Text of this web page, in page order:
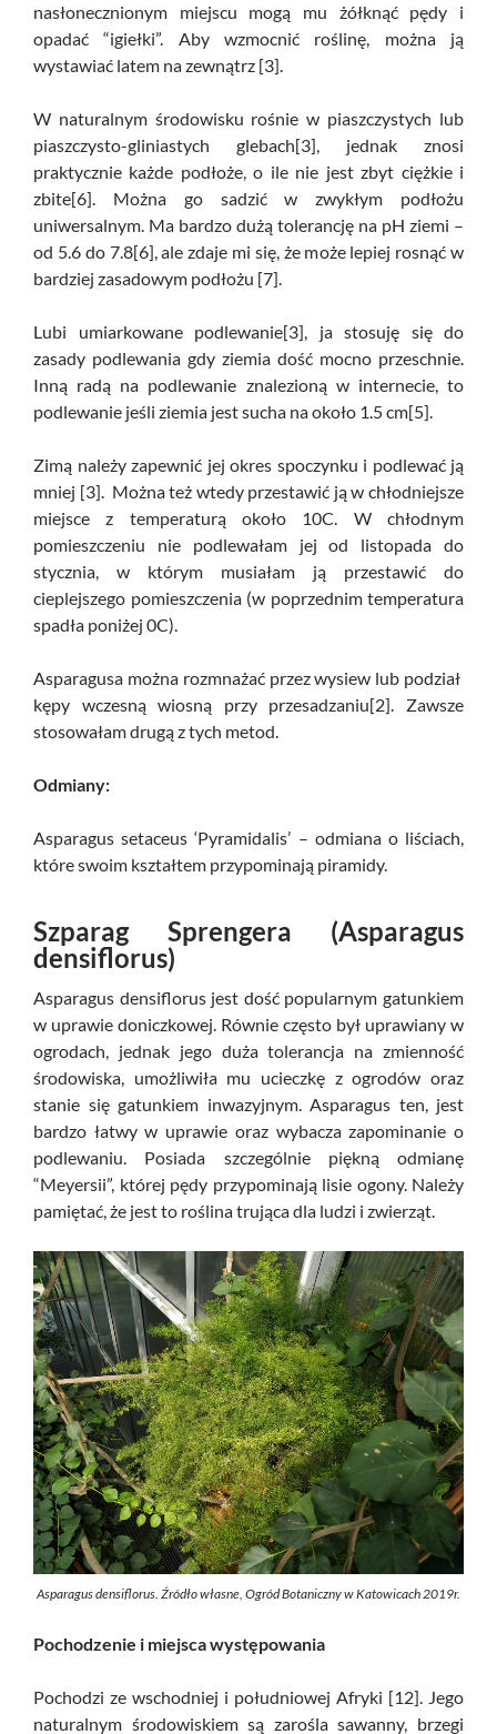
nasłonecznionym miejscu mogą mu żółknąć pędy i
opadać “igiełki”. Aby wzmocnić roślinę, można ją
wystawiać latem na zewnątrz [3].
W naturalnym środowisku rośnie w piaszczystych lub
piaszczysto-gliniastych glebach[3], jednak znosi
praktycznie każde podłoże, o ile nie jest zbyt ciężkie i
zbite[6]. Można go sadzić w zwykłym podłożu
uniwersalnym. Ma bardzo dużą tolerancję na pH ziemi –
od 5.6 do 7.8[6], ale zdaje mi się, że może lepiej rosnąć w
bardziej zasadowym podłożu [7].
Lubi umiarkowane podlewanie[3], ja stosuję się do
zasady podlewania gdy ziemia dość mocno przeschnie.
Inną radą na podlewanie znalezioną w internecie, to
podlewanie jeśli ziemia jest sucha na około 1.5 cm[5].
Zimą należy zapewnić jej okres spoczynku i podlewać ją
mniej [3]. Można też wtedy przestawić ją w chłodniejsze
miejsce z temperaturą około 10C. W chłodnym
pomieszczeniu nie podlewałam jej od listopada do
stycznia, w którym musiałam ją przestawić do
cieplejszego pomieszczenia (w poprzednim temperatura
spadła poniżej 0C).
Asparagusa można rozmnażać przez wysiew lub podział
kępy wczesną wiosną przy przesadzaniu[2]. Zawsze
stosowałam drugą z tych metod.
Odmiany:
Asparagus setaceus ‘Pyramidalis’ – odmiana o liściach,
które swoim kształtem przypominają piramidy.
Szparag Sprengera (Asparagus
densiflorus)
Asparagus densiflorus jest dość popularnym gatunkiem
w uprawie doniczkowej. Równie często był uprawiany w
ogrodach, jednak jego duża tolerancja na zmienność
środowiska, umożliwiła mu ucieczkę z ogrodów oraz
stanie się gatunkiem inwazyjnym. Asparagus ten, jest
bardzo łatwy w uprawie oraz wybacza zapominanie o
podlewaniu. Posiada szczególnie piękną odmianę
“Meyersii”, której pędy przypominają lisie ogony. Należy
pamiętać, że jest to roślina trująca dla ludzi i zwierząt.
Asparagus densiflorus. Źródło własne, Ogród Botaniczny w Katowicach 2019r.
Pochodzenie i miejsca występowania
Pochodzi ze wschodniej i południowej Afryki [12]. Jego
naturalnym środowiskiem są zarośla sawanny, brzegi